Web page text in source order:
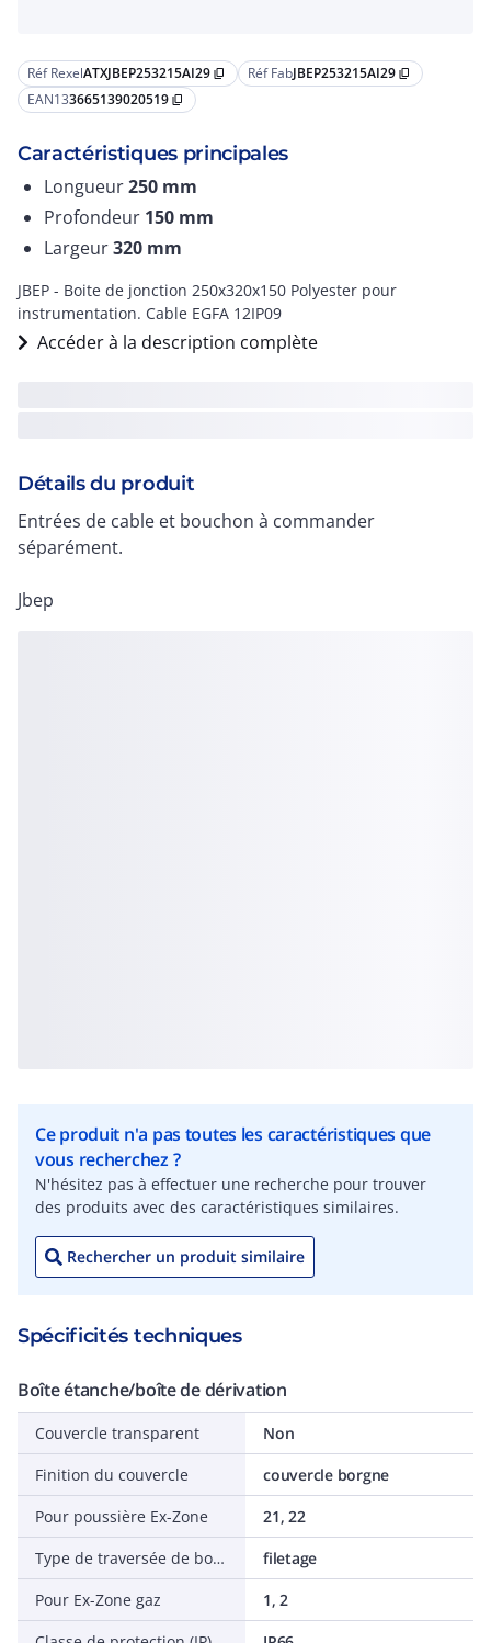
Réf RexelATXJBEP253215AI29 content_copy Réf FabJBEP253215AI29 content_copy
EAN133665139020519 content_copy
Caractéristiques principales
Longueur250 mm
Profondeur 150 mm
Largeur320 mm
JBEP - Boite de jonction 250x320x150 Polyester pour
instrumentation. Cable EGFA 12IP09
Accéder à la description complète
Détails du produit
Entrées de cable et bouchon à commander
séparément.
Jbep
Ce produit n'a pas toutes les caractéristiques que
vous recherchez ?
N'hésitez pas à effectuer une recherche pour trouver
des produits avec des caractéristiques similaires.
Rechercher un produit similaire
Spécificités techniques
Boîte étanche/boîte de dérivation
Couvercle transparent
Non
Finition du couvercle
couvercle borgne
Pour poussière Ex-Zone
21, 22
Type de traversée de boîtier
filetage
Pour Ex-Zone gaz
1, 2